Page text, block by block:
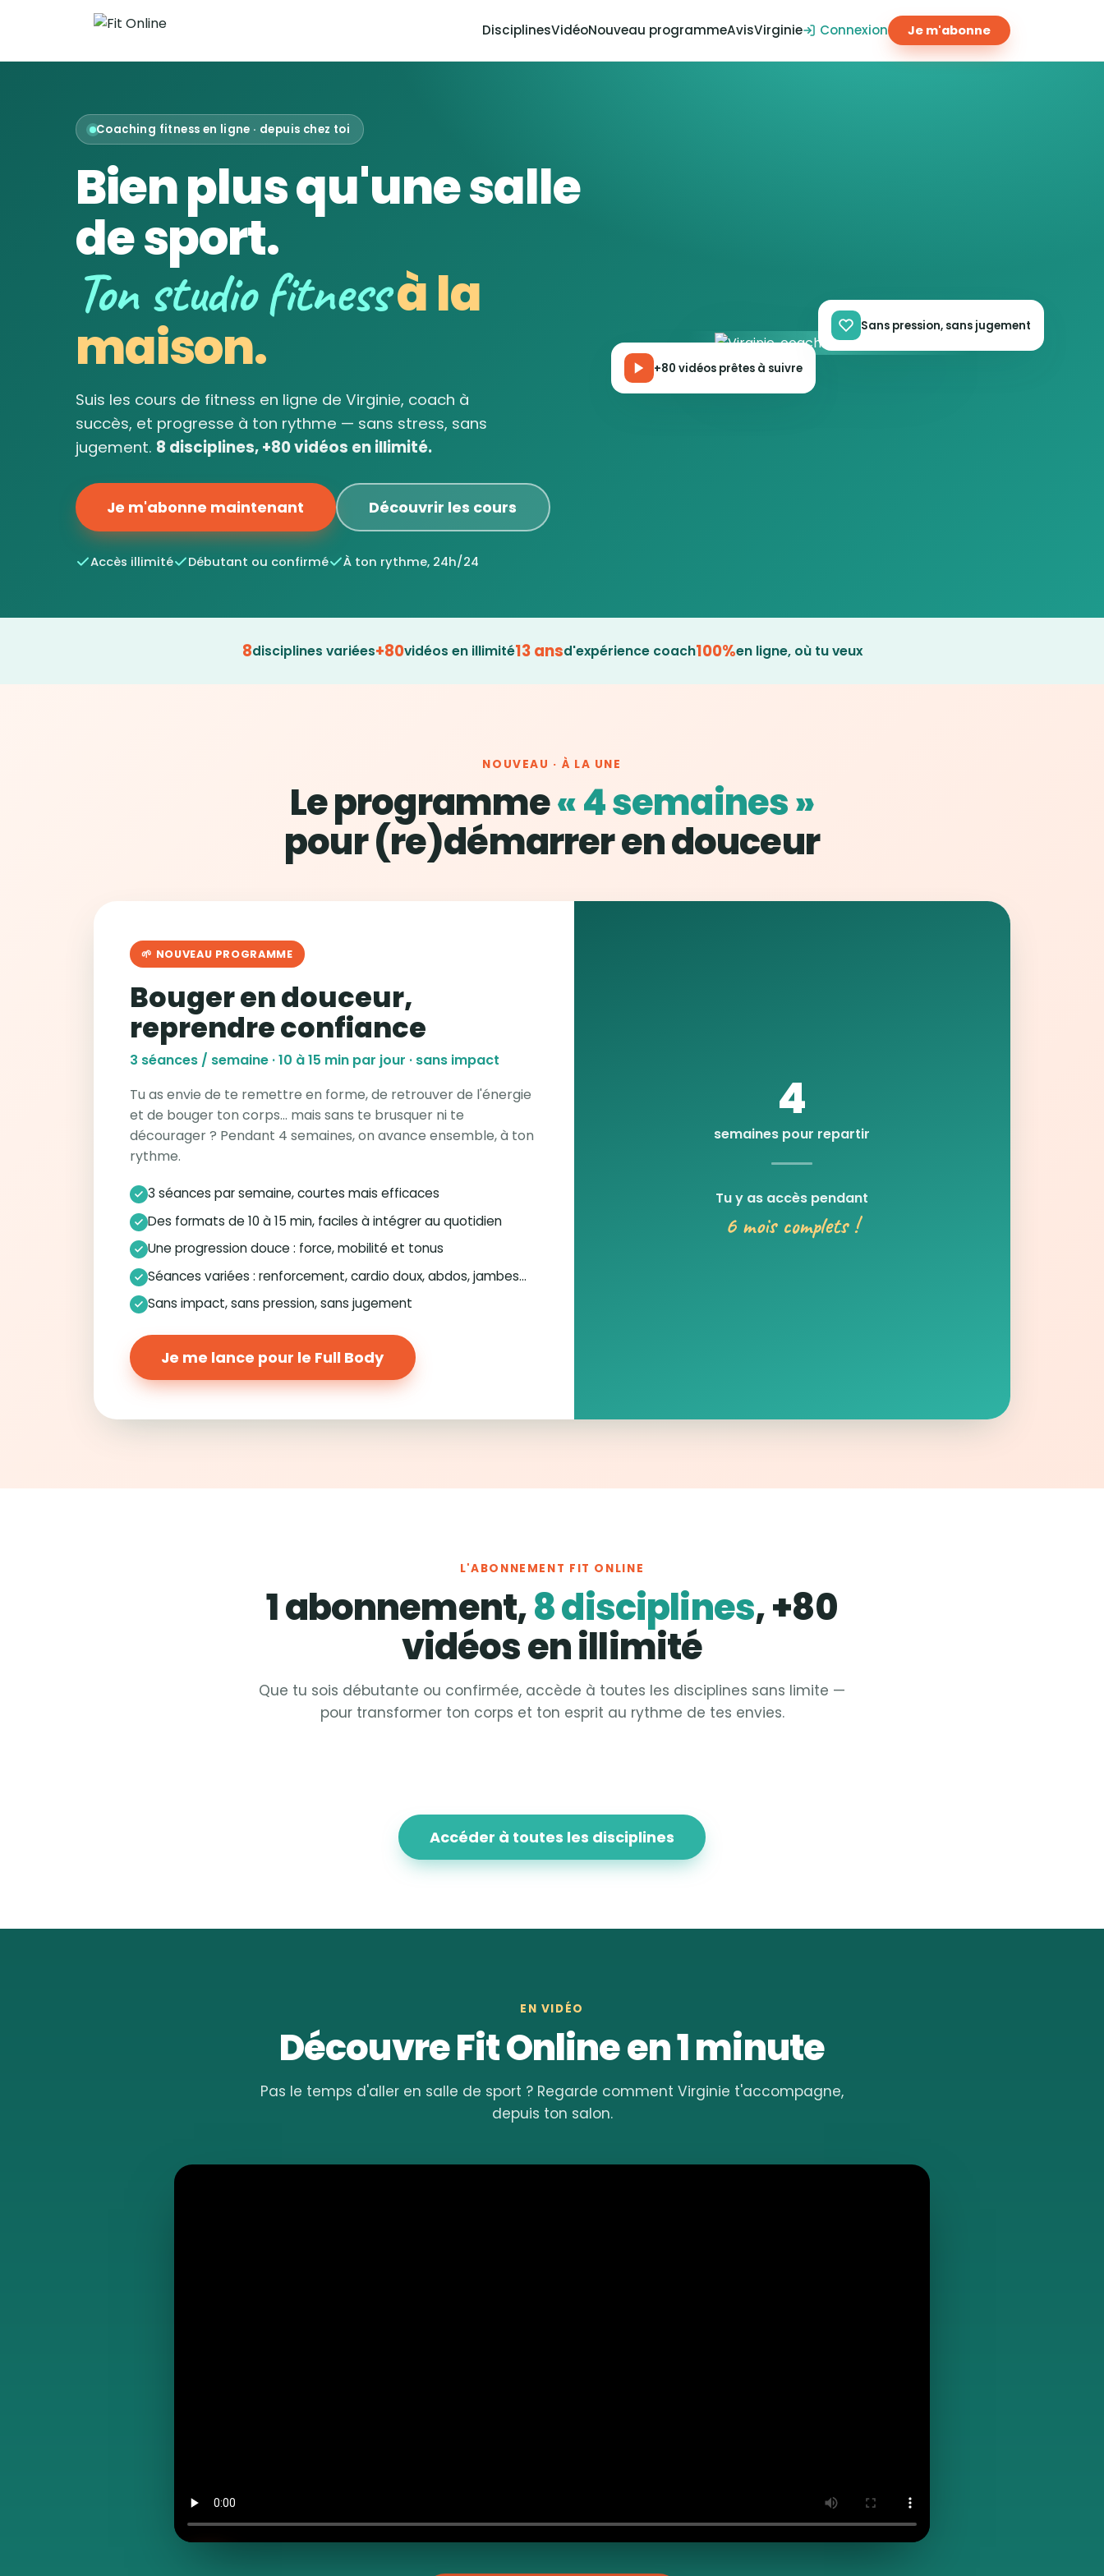
DisciplinesVidéoNouveau programmeAvisVirginie Connexion Je m'abonne
Coaching fitness en ligne · depuis chez toi
Bien plus qu'une salle
de sport.
Ton studio fitnessà la
maison.
Suis les cours de fitness en ligne de Virginie, coach à
succès, et progresse à ton rythme — sans stress, sans
jugement. 8 disciplines, +80 vidéos en illimité.
Je m'abonne maintenant Découvrir les cours
Accès illimité Débutant ou confirmé À ton rythme, 24h/24
+80 vidéos prêtes à suivre
Sans pression, sans jugement
8disciplines variées+80vidéos en illimité13 ansd'expérience coach100%en ligne, où tu veux
NOUVEAU · À LA UNE
Le programme« 4 semaines »
pour (re)démarrer en douceur
🌱 NOUVEAU PROGRAMME
Bouger en douceur,
reprendre confiance
3 séances / semaine · 10 à 15 min par jour · sans impact
Tu as envie de te remettre en forme, de retrouver de l'énergie
et de bouger ton corps… mais sans te brusquer ni te
décourager ? Pendant 4 semaines, on avance ensemble, à ton
rythme.
3 séances par semaine, courtes mais efficaces
Des formats de 10 à 15 min, faciles à intégrer au quotidien
Une progression douce : force, mobilité et tonus
Séances variées : renforcement, cardio doux, abdos, jambes…
Sans impact, sans pression, sans jugement
Je me lance pour le Full Body
4
semaines pour repartir
Tu y as accès pendant
6 mois complets !
L'ABONNEMENT FIT ONLINE
1 abonnement,8 disciplines, +80
vidéos en illimité
Que tu sois débutante ou confirmée, accède à toutes les disciplines sans limite —
pour transformer ton corps et ton esprit au rythme de tes envies.
Accéder à toutes les disciplines
EN VIDÉO
Découvre Fit Online en 1 minute
Pas le temps d'aller en salle de sport ? Regarde comment Virginie t'accompagne,
depuis ton salon.